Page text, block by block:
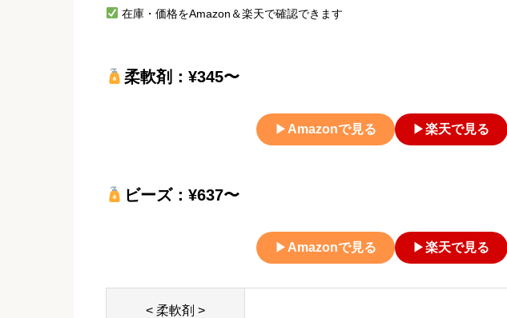
在庫・価格をAmazon＆楽天で確認できます
柔軟剤：¥345〜
▶ Amazonで見る ▶楽天で見る
ビーズ：¥637〜
▶ Amazonで見る ▶楽天で見る
< 柔軟剤 >